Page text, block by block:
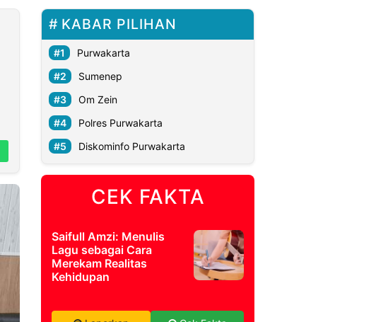
KABAR PILIHAN
Purwakarta
Sumenep
Om Zein
Polres Purwakarta
Diskominfo Purwakarta
CEK FAKTA
Saifull Amzi: Menulis
Lagu sebagai Cara
Merekam Realitas
Kehidupan